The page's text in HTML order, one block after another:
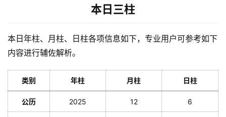
务
员
本日三柱
本日年柱、月柱、日柱各项信息如下，专业用户可参考如下
内容进行辅佐解析。
类别 年柱 月柱 日柱
公历 2025 12 6